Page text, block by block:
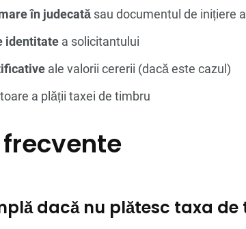
în judecată sau documentul de inițiere
identitate a solicitantului
ale valorii cererii (dacă este cazul)
a plății taxei de timbru
dacă nu plătesc taxa